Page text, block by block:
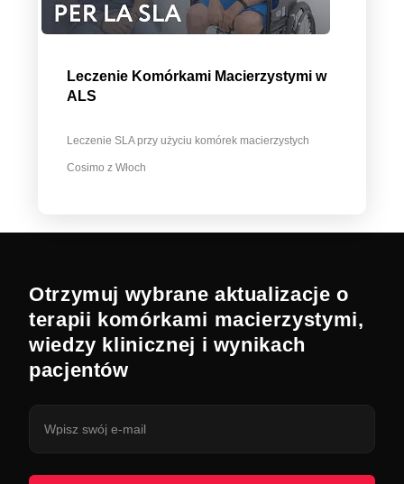
Leczenie Komórkami Macierzystymi w
ALS
Leczenie SLA przy użyciu komórek macierzystych
Cosimo z Włoch
Otrzymuj wybrane aktualizacje o
terapii komórkami macierzystymi,
wiedzy klinicznej i wynikach
pacjentów